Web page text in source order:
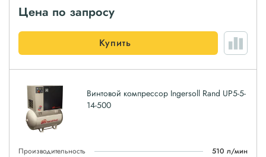
Цена по запросу
Купить
Винтовой компрессор Ingersoll Rand UP5-5-
14-500
Производительность
510 л/мин